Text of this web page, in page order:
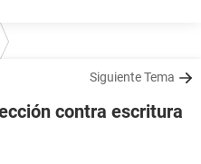
Siguiente Tema
contra escritura